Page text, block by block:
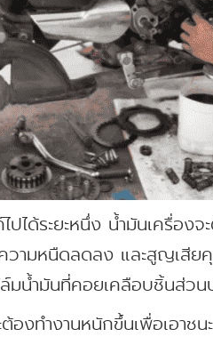
ค์ไปได้ระยะหนึ่ง น้ำมันเค
วามหนืดลดลง และสูญเสีย
มน้ำมันที่คอยเคลือบชิ้นส่วน
องทำงานหนักขึ้นเพื่อเอาช